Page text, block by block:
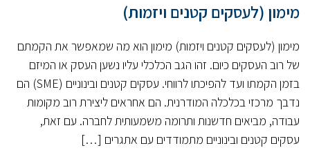
מימון (לעסקים קטנים ויזמות)
מימון (לעסקים קטנים ויזמות) מימון הוא מה שמאפשר את הקמתם
של רוב העסקים כיום. זהו הגב הכלכלי עליו נשען העסק או המיזם
בזמן הקמתו ועד להפיכתו לרווחי. עסקים קטנים ובינוניים (SME) הם
נדבך מרכזי בכלכלה המודרנית. הם אחראים ליצירת רוב מקומות
עבודה, מביאים חדשנות ותרומה משמעותית לחברה. עם זאת,
עסקים קטנים ובינוניים מתמודדים עם אתגרים […]